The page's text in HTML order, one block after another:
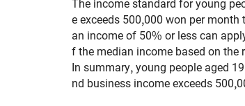
The income standard for young
e exceeds 500,000 won per
an income of 50% or less can
f the median income based on the
In summary, young people aged
nd business income exceeds